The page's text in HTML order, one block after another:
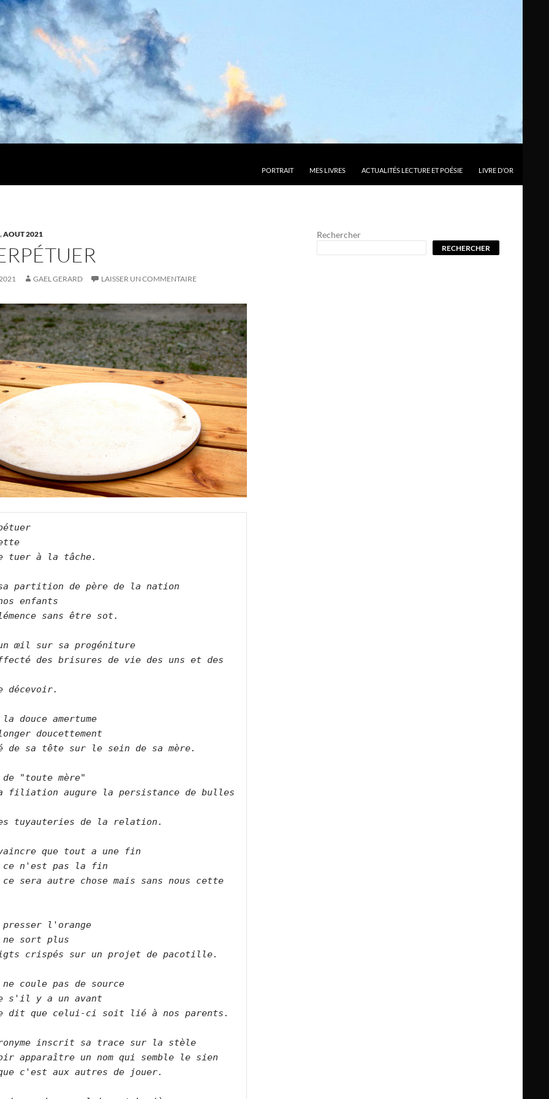
PORTRAIT MES LIVRES ACTUALITÉS LECTURE ET POÉSIE LIVRE D’OR
,AOUT 2021
GAEL GERARD LAISSER UN COMMENTAIRE
tuer à la tâche.
partition de père de la nation
enfants
sans être sot.
œil sur sa progéniture
des brisures de vie des uns et des
décevoir.
douce amertume
doucettement
de sa tête sur le sein de sa mère.
de "toute mère"
filiation augure la persistance de bulles
tuyauteries de la relation.
que tout a une fin
ce n'est pas la fin
sera autre chose mais sans nous cette
presser l'orange
ne sort plus
crispés sur un projet de pacotille.
coule pas de source
s'il y a un avant
dit que celui-ci soit lié à nos parents.
inscrit sa trace sur la stèle
apparaître un nom qui semble le sien
c'est aux autres de jouer.
Rechercher
RECHERCHER